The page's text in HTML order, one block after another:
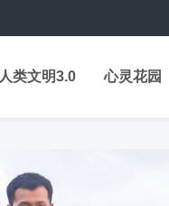
人类文明3.0 心灵花园